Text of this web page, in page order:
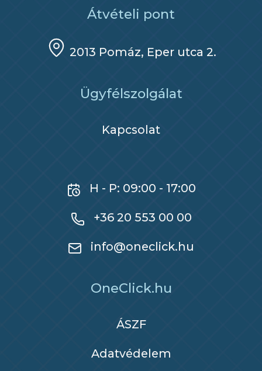
Átvételi pont
2013 Pomáz, Eper utca 2.
Ügyfélszolgálat
Kapcsolat
H - P: 09:00 - 17:00
+36 20 553 00 00
info@oneclick.hu
OneClick.hu
ÁSZF
Adatvédelem